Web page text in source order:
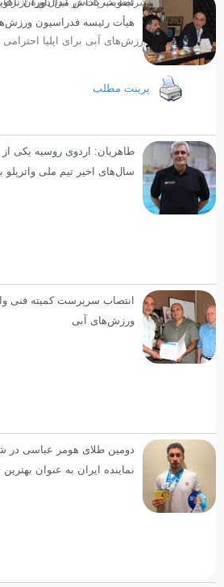
فدراسیون ورزش‌های آبی برای ایلیا
پرینت مطلب
هیأت رئیسه فدراسیون
طاهریان: اردوی روسیه یکی از
سال‌های اخیر تیم ملی واترپلو
انتصاب سرپرست کمیته فنی
ورزش‌های آبی
دومین طلای هومر عباسی در
نماینده ایران به عنوان